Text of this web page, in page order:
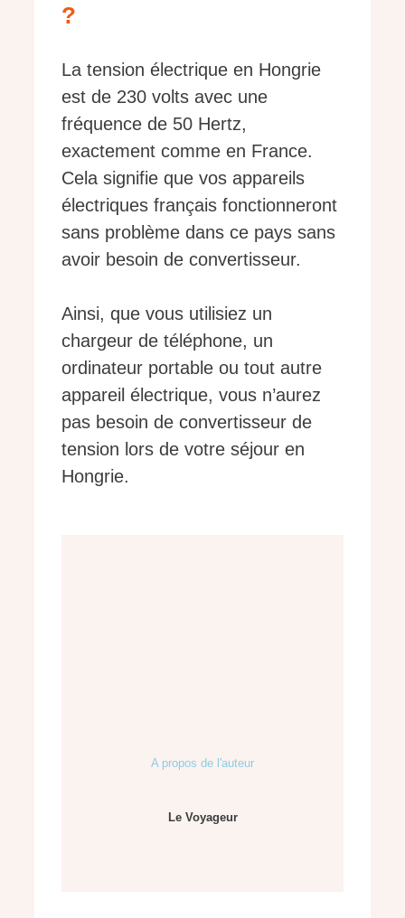
?
La tension électrique en Hongrie
est de 230 volts avec une
fréquence de 50 Hertz,
exactement comme en France.
Cela signifie que vos appareils
électriques français fonctionneront
sans problème dans ce pays sans
avoir besoin de convertisseur.
Ainsi, que vous utilisiez un
chargeur de téléphone, un
ordinateur portable ou tout autre
appareil électrique, vous n’aurez
pas besoin de convertisseur de
tension lors de votre séjour en
Hongrie.
A propos de l'auteur
Le Voyageur